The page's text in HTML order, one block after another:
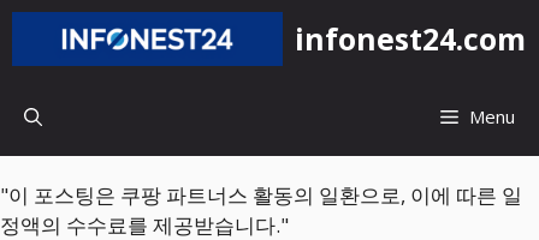
컨
츠
너
뛰
기
infonest24.com
Menu
"이 포스팅은 쿠팡 파트너스 활동의 일환으로, 이에 따른 일
정액의 수수료를 제공받습니다."